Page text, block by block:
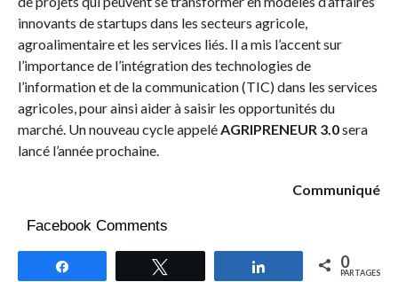
innovants de startups dans les secteurs agricole,
agroalimentaire et les services liés. Il a mis l’accent sur
l’importance de l’intégration des technologies de
l’information et de la communication (TIC) dans les services
agricoles, pour ainsi aider à saisir les opportunités du
marché. Un nouveau cycle appelé AGRIPRENEUR 3.0sera
lancé l’année prochaine.
Communiqué
Facebook Comments
Partagez 0
PARTAGES